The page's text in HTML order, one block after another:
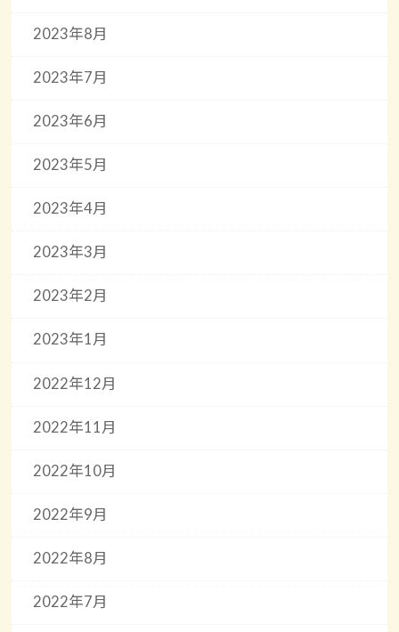
2023年8月
2023年7月
2023年6月
2023年5月
2023年4月
2023年3月
2023年2月
2023年1月
2022年12月
2022年11月
2022年10月
2022年9月
2022年8月
2022年7月